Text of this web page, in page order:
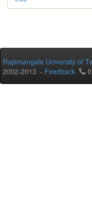
Rajamangala University of
2002-2013 - Feedback